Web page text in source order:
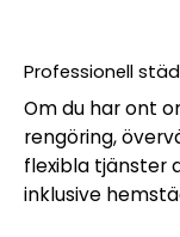
Professionell
Om du har ont
rengöring,
flexibla tjänster
inklusive